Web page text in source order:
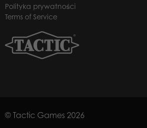
Polityka prywatności
Terms of Service
© Tactic Games 2026